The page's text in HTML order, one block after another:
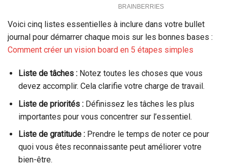
Voici cinq listes essentielles à inclure dans votre bullet
journal pour démarrer chaque mois sur les bonnes bases :
Comment créer un vision board en 5 étapes simples
Liste de tâches :Notez toutes les choses que vous
devez accomplir. Cela clarifie votre charge de travail.
Liste de priorités :Définissez les tâches les plus
importantes pour vous concentrer sur l’essentiel.
Liste de gratitude :Prendre le temps de noter ce pour
quoi vous êtes reconnaissante peut améliorer votre
bien-être.